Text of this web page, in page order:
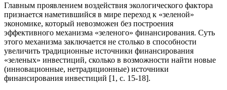
Главным проявлением воздействия экологического фактора
признается наметившийся в мире переход к «зеленой»
экономике, который невозможен без построения
эффективного механизма «зеленого» финансирования. Суть
этого механизма заключается не столько в способности
увеличить традиционные источники финансирования
«зеленых» инвестиций, сколько в возможности найти новые
(инновационные, нетрадиционные) источники
финансирования инвестиций [1, с. 15-18].